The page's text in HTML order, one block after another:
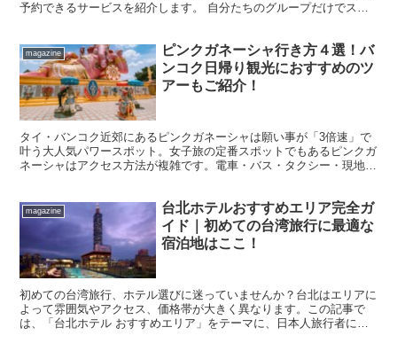
予約できるサービスを紹介します。 自分たちのグループだけでスム
magazine
ピンクガネーシャ行き方４選！バ
ンコク日帰り観光におすすめのツ
アーもご紹介！
タイ・バンコク近郊にあるピンクガネーシャは願い事が「3倍速」で
叶う大人気パワースポット。女子旅の定番スポットでもあるピンクガ
ネーシャはアクセス方法が複雑です。電車・バス・タクシー・現地ツ
magazine
台北ホテルおすすめエリア完全ガ
イド｜初めての台湾旅行に最適な
宿泊地はここ！
初めての台湾旅行、ホテル選びに迷っていませんか？台北はエリアに
よって雰囲気やアクセス、価格帯が大きく異なります。この記事で
は、「台北ホテル おすすめエリア」をテーマに、日本人旅行者に人